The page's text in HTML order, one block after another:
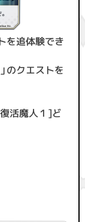
を追体験でき
のクエストを
活魔人１]ど